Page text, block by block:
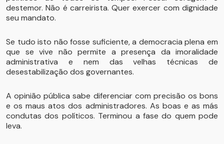
destemor. Não é carreirista. Quer exercer com dignidade
seu mandato.
Se tudo isto não fosse suficiente, a democracia plena em
que se vive não permite a presença da imoralidade
administrativa e nem das velhas técnicas de
desestabilização dos governantes.
A opinião pública sabe diferenciar com precisão os bons
e os maus atos dos administradores. As boas e as más
condutas dos políticos. Terminou a fase do quem pode
leva.